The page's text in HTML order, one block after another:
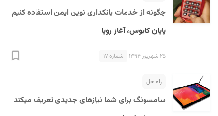
چگونه از خدمات بانکداری نوین ایمن استفاده کنیم
پایان کابوس، آغاز رویا
۲۵ شهریور ۱۳۹۴ شماره ۱۷
راه حل
سامسونگ برای شما نیازهای جدیدی تعریف میکند